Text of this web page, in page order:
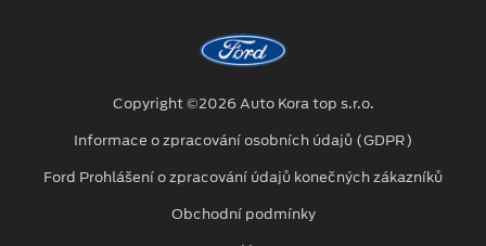
Copyright ©2026 Auto Kora top s.r.o.
Informace o zpracování osobních údajů (GDPR)
Ford Prohlášení o zpracování údajů konečných zákazníků
Obchodní podmínky